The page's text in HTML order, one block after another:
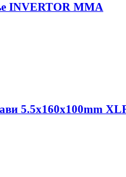
INVERTOR MMA
5.5x160x100mm